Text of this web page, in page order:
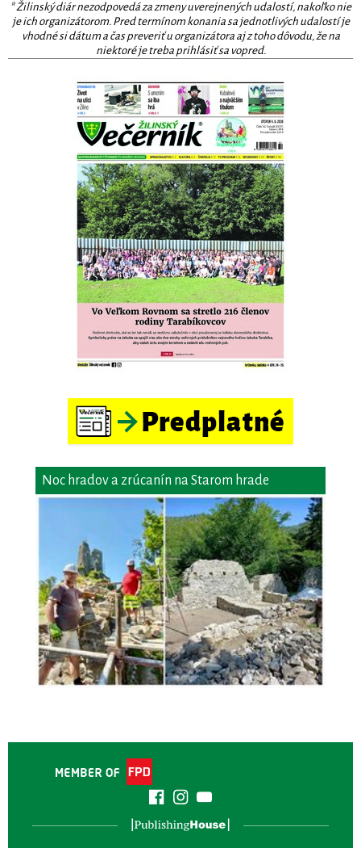
* Žilinský diár nezodpovedá za zmeny uverejnených udalostí, nakoľko nie
je ich organizátorom. Pred termínom konania sa jednotlivých udalostí je
vhodné si dátum a čas preveriť u organizátora aj z toho dôvodu, že na
niektoré je treba prihlásiť sa vopred.
Noc hradov a zrúcanín na Starom hrade